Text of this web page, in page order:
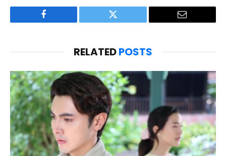
Facebook Twitter Email
RELATEDPOSTS